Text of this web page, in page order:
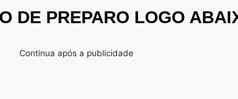
DE PREPARO LOGO
Continua após a publicidade